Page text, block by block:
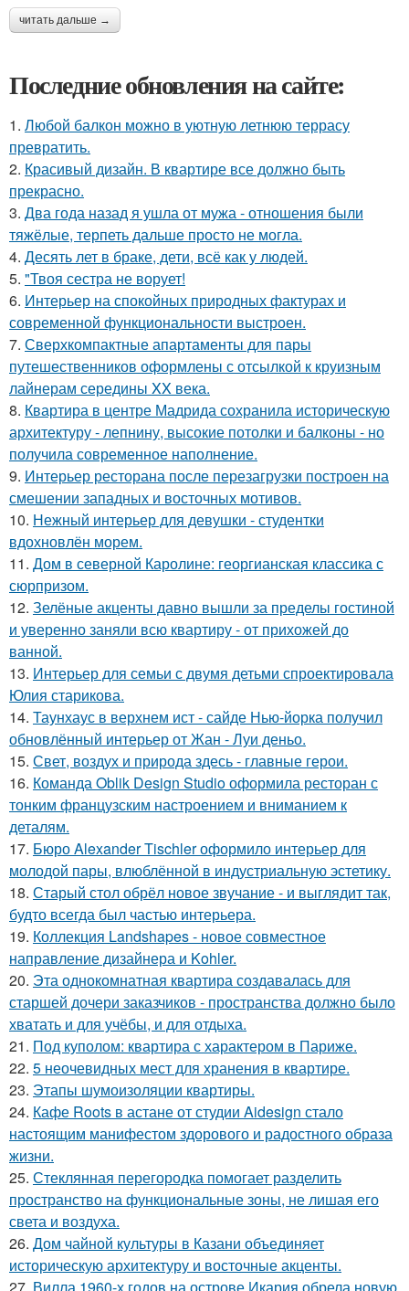
читать дальше →
Последние обновления на сайте:
1. Любой балкон можно в уютную летнюю террасу
превратить.
2. Красивый дизайн. В квартире все должно быть
прекрасно.
3. Два года назад я ушла от мужа - отношения были
тяжёлые, терпеть дальше просто не могла.
4. Десять лет в браке, дети, всё как у людей.
5. "Твоя сестра не ворует!
6. Интерьер на спокойных природных фактурах и
современной функциональности выстроен.
7. Сверхкомпактные апартаменты для пары
путешественников оформлены с отсылкой к круизным
лайнерам середины XX века.
8. Квартира в центре Мадрида сохранила историческую
архитектуру - лепнину, высокие потолки и балконы - но
получила современное наполнение.
9. Интерьер ресторана после перезагрузки построен на
смешении западных и восточных мотивов.
10. Нежный интерьер для девушки - студентки
вдохновлён морем.
11. Дом в северной Каролине: георгианская классика с
сюрпризом.
12. Зелёные акценты давно вышли за пределы гостиной
и уверенно заняли всю квартиру - от прихожей до
ванной.
13. Интерьер для семьи с двумя детьми спроектировала
Юлия старикова.
14. Таунхаус в верхнем ист - сайде Нью-йорка получил
обновлённый интерьер от Жан - Луи деньо.
15. Свет, воздух и природа здесь - главные герои.
16. Команда Oblik Design Studio оформила ресторан с
тонким французским настроением и вниманием к
деталям.
17. Бюро Alexander Tischler оформило интерьер для
молодой пары, влюблённой в индустриальную эстетику.
18. Старый стол обрёл новое звучание - и выглядит так,
будто всегда был частью интерьера.
19. Коллекция Landshapes - новое совместное
направление дизайнера и Kohler.
20. Эта однокомнатная квартира создавалась для
старшей дочери заказчиков - пространства должно было
хватать и для учёбы, и для отдыха.
21. Под куполом: квартира с характером в Париже.
22. 5 неочевидных мест для хранения в квартире.
23. Этапы шумоизоляции квартиры.
24. Кафе Roots в астане от студии Aidesign стало
настоящим манифестом здорового и радостного образа
жизни.
25. Стеклянная перегородка помогает разделить
пространство на функциональные зоны, не лишая его
света и воздуха.
26. Дом чайной культуры в Казани объединяет
историческую архитектуру и восточные акценты.